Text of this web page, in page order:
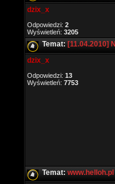
dzix_x
Odpowiedzi: 2
Wyświetleń: 3205
Temat: [11.04.2010]
dzix_x
Odpowiedzi: 13
Wyświetleń: 7753
Temat: www.helloh.pl